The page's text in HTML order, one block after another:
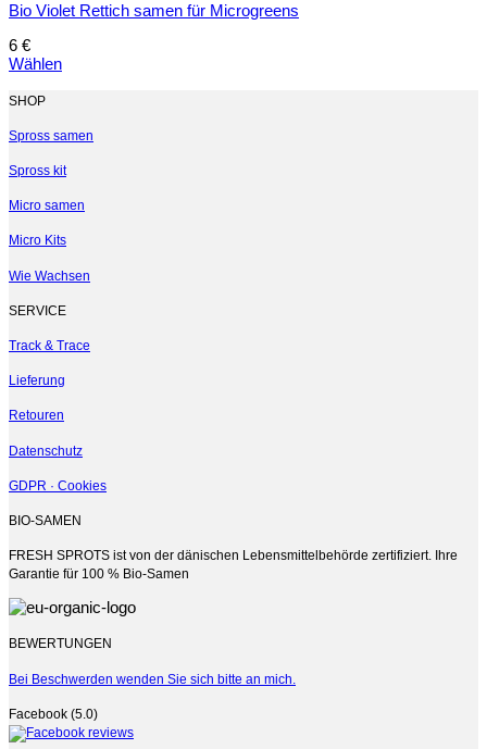
Bio Violet Rettich samen für Microgreens
6 €
Wählen
Produkt
mehrere
auf.
Optionen
auf
der
Produktseite
gewählt
werden
SHOP
Spross samen
Spross kit
Micro samen
Micro Kits
Wie Wachsen
SERVICE
Track & Trace
Lieferung
Retouren
Datenschutz
GDPR · Cookies
BIO-SAMEN
FRESH SPROTS ist von der dänischen Lebensmittelbehörde zertifiziert. Ihre
Garantie für 100 % Bio-Samen
BEWERTUNGEN
Bei Beschwerden wenden Sie sich bitte an mich.
Facebook (5.0)